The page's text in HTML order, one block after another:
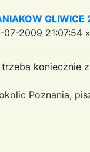
07-2009 21:07:54 »
koniecznie
Poznania,